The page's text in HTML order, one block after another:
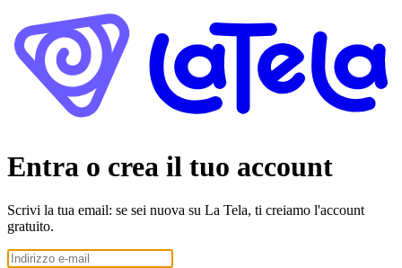
Entra o crea il tuo account
Scrivi la tua email: se sei nuova su La Tela, ti creiamo l'account
gratuito.